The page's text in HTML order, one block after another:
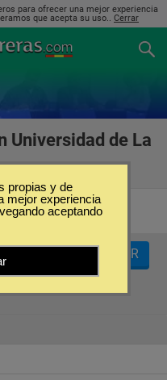
para ofrecer una mejor experiencia
que acepta su uso.. Cerrar
Universidad de La
FILTRAR
propias y de
mejor experiencia
aceptando